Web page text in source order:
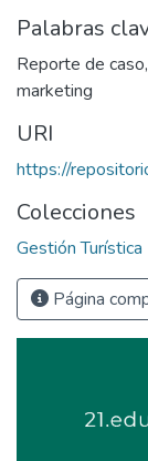
Palabras
Reporte de caso,
marketing
URI
https://
Colecciones
Gestión Turística
Página